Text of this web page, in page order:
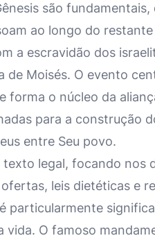
são
ao longo do
a escravidão dos
de Moisés. O evento
forma o núcleo da
para a construção
entre Seu povo.
legal, focando nos
leis dietéticas e
particularmente
O famoso